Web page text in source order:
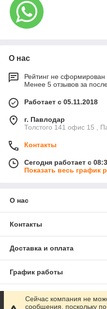
О нас
Рейтинг не сформирован
Менее 5 отзывов за
Работает с 05.11.2018
г. Павлодар
Толстого 141 офис 15 ,
Контакты
Сегодня работает с
Показать весь график
О нас
Контакты
Доставка и оплата
График работы
Полная версия сайта
Сейчас компания не
сообщения, поскольку